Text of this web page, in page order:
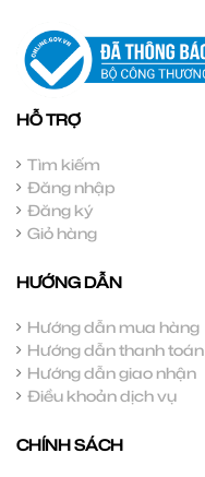
HỖ TRỢ
Tìm kiếm
Đăng nhập
Đăng ký
Giỏ hàng
HƯỚNG DẪN
Hướng dẫn mua hàng
Hướng dẫn thanh toán
Hướng dẫn giao nhận
Điều khoản dịch vụ
CHÍNH SÁCH